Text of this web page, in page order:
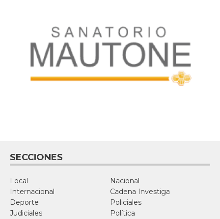
SECCIONES
Local
Nacional
Internacional
Cadena Investiga
Deporte
Policiales
Judiciales
Política